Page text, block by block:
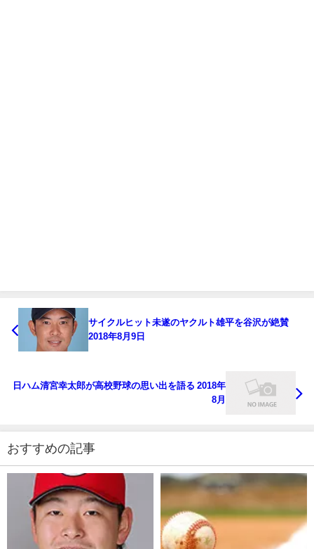
サイクルヒット未遂のヤクルト雄平を谷沢が絶賛
2018年8月9日
日ハム清宮幸太郎が高校野球の思い出を語る 2018年
8月
おすすめの記事